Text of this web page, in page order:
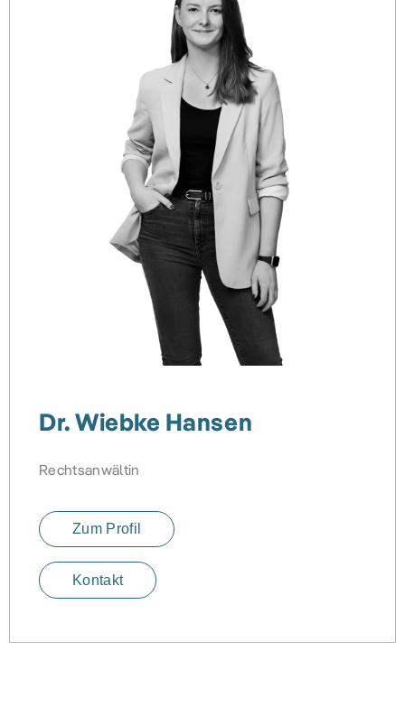
Dr. Wiebke Hansen
Rechtsanwältin
Zum Profil
Kontakt